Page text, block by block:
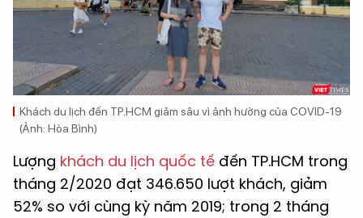
Khách du lịch đến TP.HCM giảm sâu vì ảnh hưởng của COVID-19
(Ảnh: Hòa Bình)
Lượng khách du lịch quốc tế đến TP.HCM trong
tháng 2/2020 đạt 346.650 lượt khách, giảm
52% so với cùng kỳ năm 2019; trong 2 tháng